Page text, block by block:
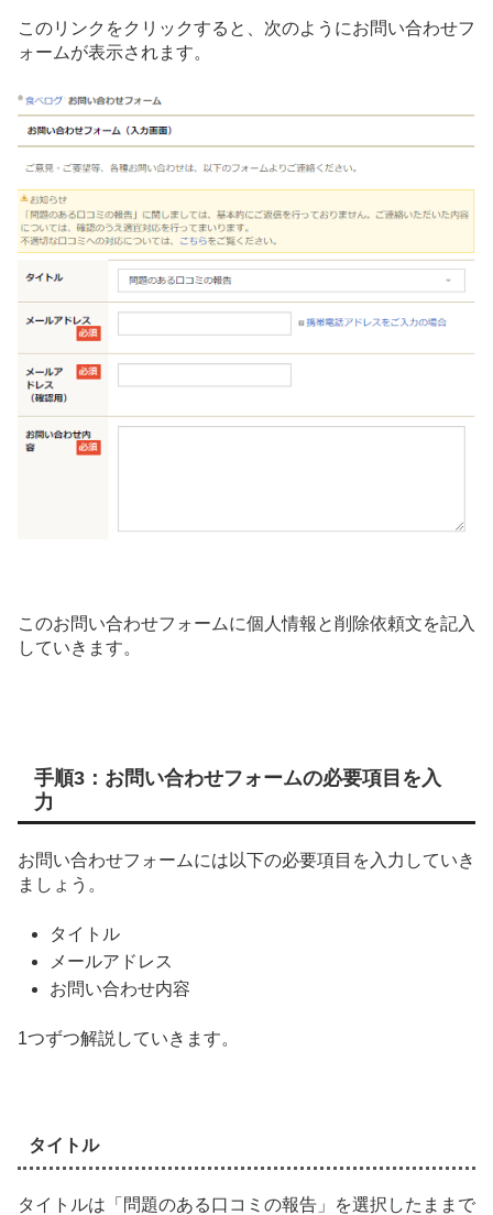
このリンクをクリックすると、次のようにお問い合わせフ
ォームが表示されます。
このお問い合わせフォームに個人情報と削除依頼文を記入
していきます。
手順3：お問い合わせフォームの必要項目を入
力
お問い合わせフォームには以下の必要項目を入力していき
ましょう。
タイトル
メールアドレス
お問い合わせ内容
1つずつ解説していきます。
タイトル
タイトルは「問題のある口コミの報告」を選択したままで